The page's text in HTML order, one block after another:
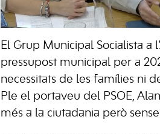
El Grup Municipal Socialista a
pressupost municipal per a
necessitats de les famílies ni
Ple el portaveu del PSOE,
més a la ciutadania però